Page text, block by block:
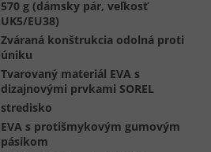
570 g (dámsky pár, veľkosť
UK5/EU38)
Zváraná konštrukcia odolná proti
úniku
Tvarovaný materiál EVA s
dizajnovými prvkami SOREL
stredisko
EVA s protišmykovým gumovým
pásikom